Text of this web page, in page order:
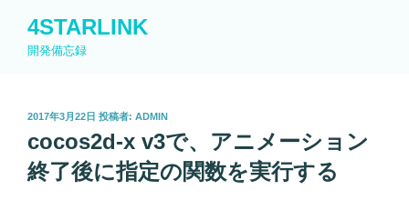
4STARLINK
開発備忘録
投
日:
2017年3月22日 投稿者: ADMIN
cocos2d-x v3で、アニメーション
終了後に指定の関数を実行する